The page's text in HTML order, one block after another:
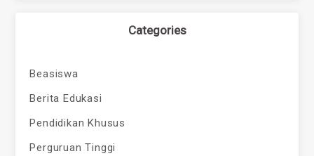
Categories
Beasiswa
Berita Edukasi
Pendidikan Khusus
Perguruan Tinggi